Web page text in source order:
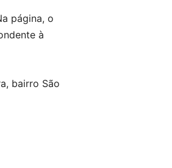
página, o
à
bairro São